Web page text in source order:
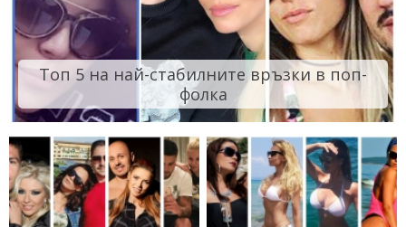
Топ 5 на най-стабилните връзки в поп-
фолка